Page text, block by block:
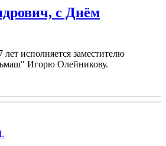
с Днём
исполняется заместителю
Игорю Олейникову.